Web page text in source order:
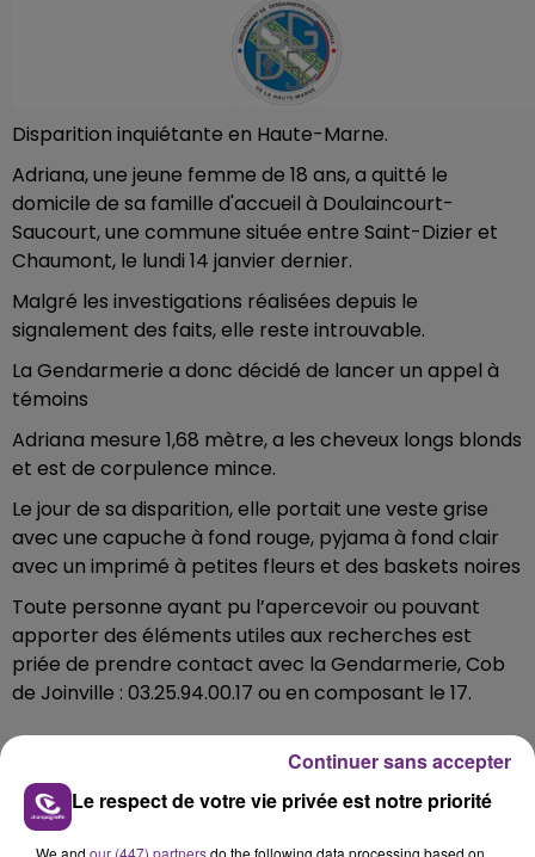
Disparition inquiétante en Haute-Marne.
Adriana, une jeune femme de 18 ans, a quitté le
domicile de sa famille d'accueil à Doulaincourt-
Saucourt, une commune située entre Saint-Dizier et
Chaumont, le lundi 14 janvier dernier.
Malgré les investigations réalisées depuis le
signalement des faits, elle reste introuvable.
La Gendarmerie a donc décidé de lancer un appel à
témoins
‍Adriana mesure 1,68 mètre, a les cheveux longs blonds
et est de corpulence mince.
Le jour de sa disparition, elle portait une veste grise
avec une capuche à fond rouge, pyjama à fond clair
avec un imprimé à petites fleurs et des baskets noires
‍Toute personne ayant pu l’apercevoir ou pouvant
apporter des éléments utiles aux recherches est
priée de prendre contact avec la Gendarmerie, Cob
de Joinville : 03.25.94.00.17 ou en composant le 17.
Le respect de votre vie privée est notre priorité
We and our (447) partnersdo the following data processing based on
Continuer sans accepter